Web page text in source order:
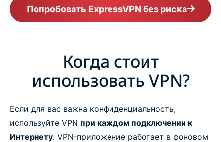
Попробовать ExpressVPN без риска
Когда стоит
использовать VPN?
Если для вас важна конфиденциальность,
используйте VPN при каждом подключении к
Интернету. VPN-приложение работает в фоновом